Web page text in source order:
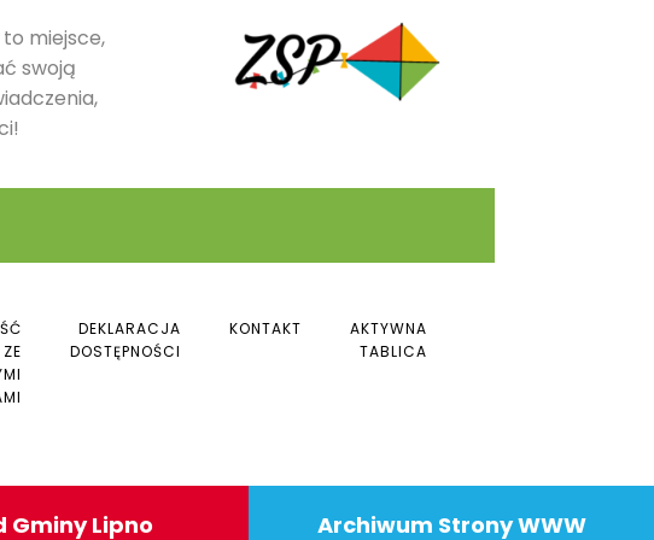
to miejsce,
swoją
DEKLARACJA
DOSTĘPNOŚCI
KONTAKT
AKTYWNA
TABLICA
Gminy Lipno Archiwum Strony WWW